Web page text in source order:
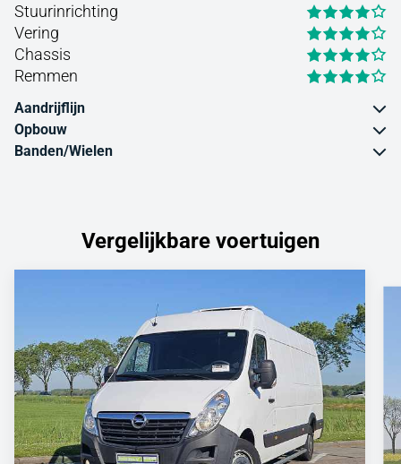
Stuurinrichting
Vering
Chassis
Remmen
Aandrijflijn
Opbouw
Banden/Wielen
Vergelijkbare voertuigen